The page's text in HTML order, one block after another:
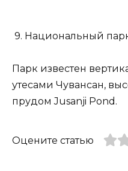
9. Национальный
Парк известен
утесами Чувансан,
прудом Jusanji Pond.
Оцените статью